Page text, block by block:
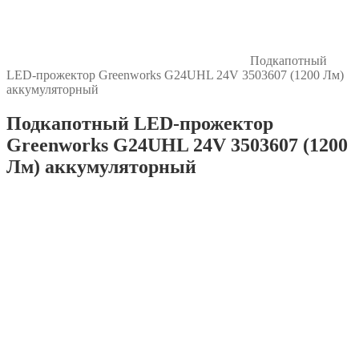
Подкапотный
LED-прожектор Greenworks G24UHL 24V 3503607 (1200 Лм)
аккумуляторный
Подкапотный LED-прожектор
Greenworks G24UHL 24V 3503607 (1200
Лм) аккумуляторный